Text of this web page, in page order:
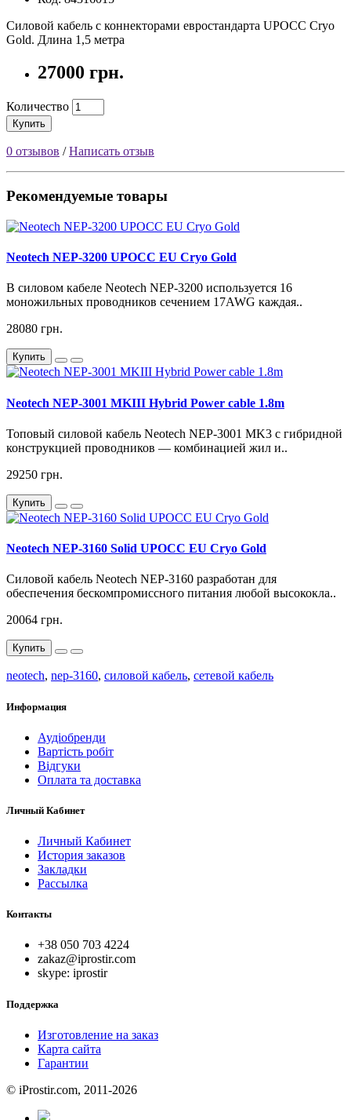
Силовой кабель с коннекторами евростандарта UPOCC Cryo
Gold. Длина 1,5 метра
27000 грн.
Количество
Купить
0 отзывов /Написать отзыв
Рекомендуемые товары
Neotech NEP-3200 UPOCC EU Cryo Gold
В силовом кабеле Neotech NEP-3200 используется 16
моножильных проводников сечением 17AWG каждая..
28080 грн.
Купить
Neotech NEP-3001 MKIII Hybrid Power cable 1.8m
Топовый силовой кабель Neotech NEP-3001 MK3 с гибридной
конструкцией проводников — комбинацией жил и..
29250 грн.
Купить
Neotech NEP-3160 Solid UPOCC EU Cryo Gold
Силовой кабель Neotech NEP-3160 разработан для
обеспечения бескомпромиссного питания любой высококла..
20064 грн.
Купить
neotech, nep-3160, силовой кабель, сетевой кабель
Информация
Аудіобренди
Вартість робіт
Відгуки
Оплата та доставка
Личный Кабинет
Личный Кабинет
История заказов
Закладки
Рассылка
Контакты
+38 050 703 4224
zakaz@iprostir.com
skype: iprostir
Поддержка
Изготовление на заказ
Карта сайта
Гарантии
© iProstir.com, 2011-2026